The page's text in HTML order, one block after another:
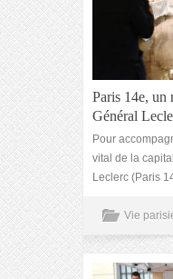
Paris 14e, un
Général
Pour
vital de la
Leclerc (Paris
Vie